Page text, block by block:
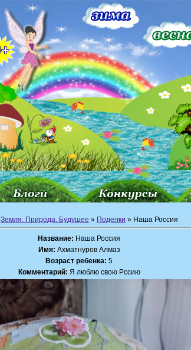
Земля. Природа. Будущее » Поделки » Наша Россия
Название: Наша Россия
Имя: Ахматнуров Алмаз
Возраст ребенка: 5
Комментарий: Я люблю свою Рссию